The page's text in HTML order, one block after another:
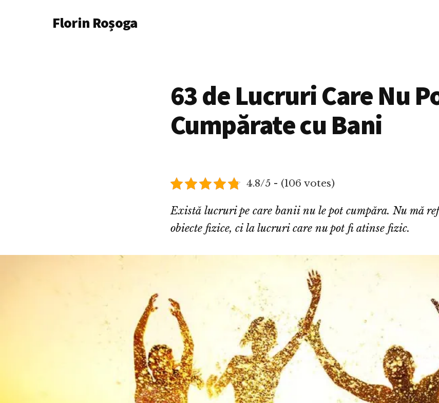
AdditionalFlorin Roșoga
63 de Lucruri Care Nu
Cumpărate cu Bani
4.8/5 - (106 votes)
Există lucruri pe care banii nu le pot cumpăra. Nu mă
obiecte fizice, ci la lucruri care nu pot fi atinse fizic.